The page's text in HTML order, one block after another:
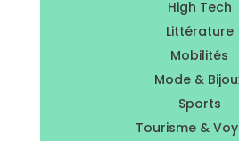
High Tech
Littérature
Mobilités
Mode &
Sports
Tourisme &